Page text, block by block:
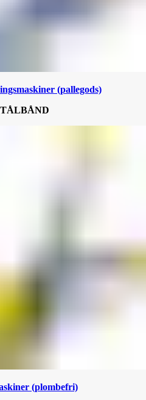
(pallegods)
(plombefri)